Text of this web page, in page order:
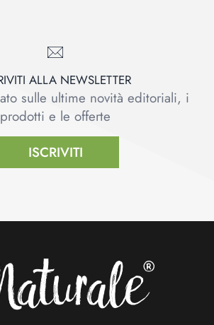
ALLA NEWSLETTER
sulle ultime novità editoriali, i
prodotti e le offerte
ISCRIVITI